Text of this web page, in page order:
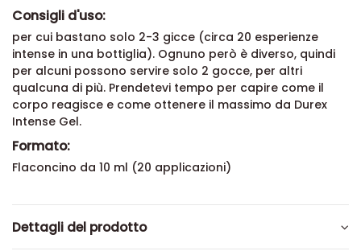
Consigli d'uso:
per cui bastano solo 2-3 gicce (circa 20 esperienze
intense in una bottiglia). Ognuno però è diverso, quindi
per alcuni possono servire solo 2 gocce, per altri
qualcuna di più. Prendetevi tempo per capire come il
corpo reagisce e come ottenere il massimo da Durex
Intense Gel.
Formato:
Flaconcino da 10 ml (20 applicazioni)
Dettagli del prodotto